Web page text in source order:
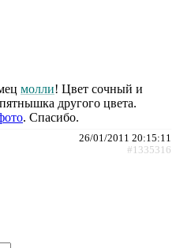
молли! Цвет сочный и
другого цвета.
. Спасибо.
26/01/2011 20:15:11
#1335316